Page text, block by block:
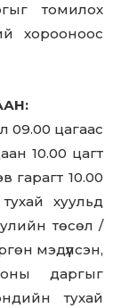
томилох
хорооноос
09.00 цагаас
10.00 цагт
гарагт 10.00
хуульд
төсөл /
мэдүүлсэн,
даргыг
тухай